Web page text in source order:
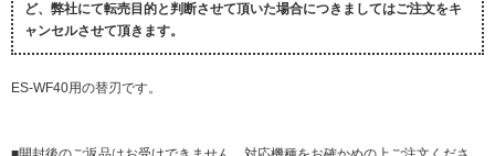
ど、弊社にて転売目的と判断させて頂いた場合につきましてはご注文をキ
ャンセルさせて頂きます。
ES-WF40用の替刃です。